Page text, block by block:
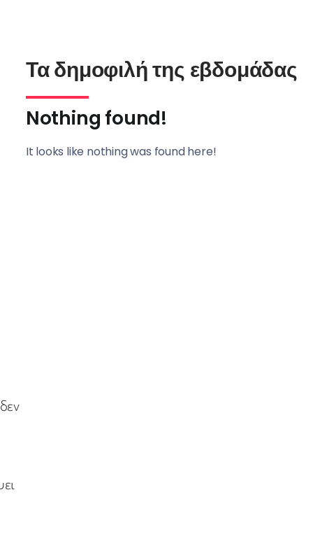
Τα δημοφιλή της εβδομάδας
Nothing found!
It looks like nothing was found here!